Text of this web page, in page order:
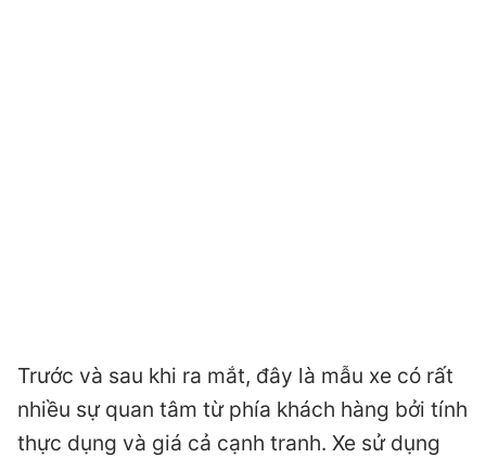
Trước và sau khi ra mắt, đây là mẫu xe có rất
nhiều sự quan tâm từ phía khách hàng bởi tính
thực dụng và giá cả cạnh tranh. Xe sử dụng